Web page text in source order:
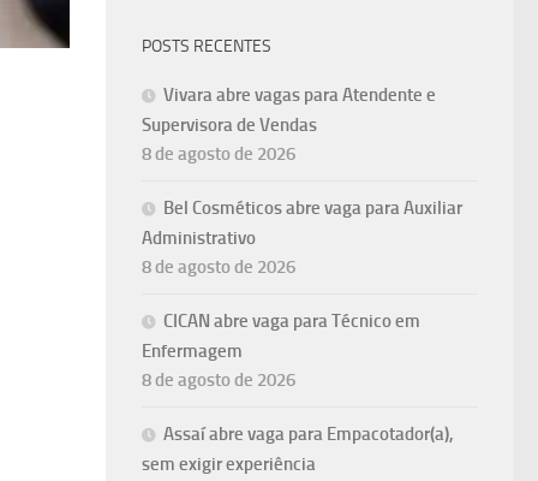
POSTS RECENTES
Vivara abre vagas para Atendente e
Supervisora de Vendas
8 de agosto de 2026
Bel Cosméticos abre vaga para Auxiliar
Administrativo
8 de agosto de 2026
CICAN abre vaga para Técnico em
Enfermagem
8 de agosto de 2026
Assaí abre vaga para Empacotador(a),
sem exigir experiência